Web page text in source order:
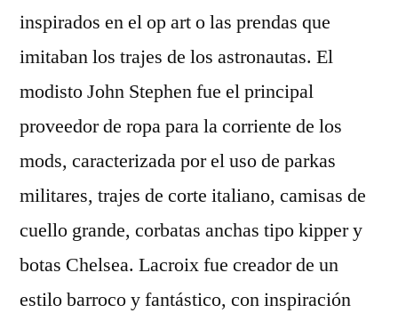
inspirados en el op art o las prendas que
imitaban los trajes de los astronautas. El
modisto John Stephen fue el principal
proveedor de ropa para la corriente de los
mods, caracterizada por el uso de parkas
militares, trajes de corte italiano, camisas de
cuello grande, corbatas anchas tipo kipper y
botas Chelsea. Lacroix fue creador de un
estilo barroco y fantástico, con inspiración